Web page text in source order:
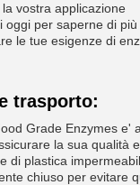
vostra applicazione
oggi per saperne di
le tue esigenze di
trasporto:
Grade Enzymes e'
la sua qualità
di plastica
chiuso per evitare